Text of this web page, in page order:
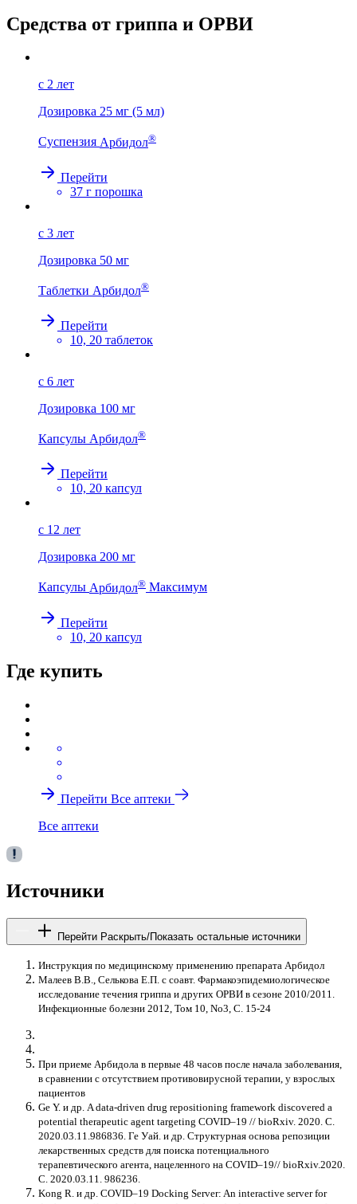
Средства от гриппа и ОРВИ
с 2 лет
Дозировка 25 мг (5 мл)
Суспензия Арбидол®
Перейти
37 г порошка
с 3 лет
Дозировка 50 мг
Таблетки Арбидол®
Перейти
10, 20 таблеток
с 6 лет
Дозировка 100 мг
Капсулы Арбидол®
Перейти
10, 20 капсул
с 12 лет
Дозировка 200 мг
Капсулы Арбидол® Максимум
Перейти
10, 20 капсул
Где купить
Перейти Все аптеки
Все аптеки
Источники
Перейти Раскрыть/Показать остальные источники
Инструкция по медицинскому применению препарата Арбидол
Малеев В.В., Селькова Е.П. с соавт. Фармакоэпидемиологическое
исследование течения гриппа и других ОРВИ в сезоне 2010/2011.
Инфекционные болезни 2012, Том 10, No3, С. 15-24
При приеме Арбидола в первые 48 часов после начала заболевания,
в сравнении с отсутствием противовирусной терапии, у взрослых
пациентов
Ge Y. и др. A data-driven drug repositioning framework discovered a
potential therapeutic agent targeting COVID–19 // bioRxiv. 2020. С.
2020.03.11.986836. Ге Уай. и др. Структурная основа репозиции
лекарственных средств для поиска потенциального
терапевтического агента, нацеленного на COVID–19// bioRxiv.2020.
C. 2020.03.11. 986236.
Kong R. и др. COVID–19 Docking Server: An interactive server for